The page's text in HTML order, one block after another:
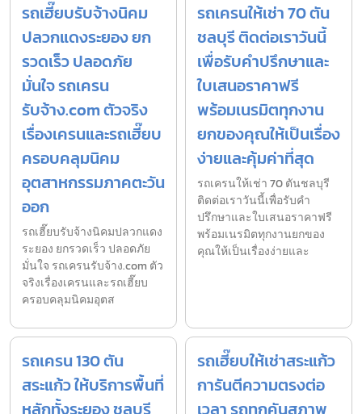
รถเฮี๊ยบรับจ้างนิคม
ปลวกแดงระยอง ยก
รวดเร็ว ปลอดภัย
มั่นใจ รถเครน
รับจ้าง.com ตัวจริง
เรื่องเครนและรถเฮี๊ยบ
ครอบคลุมนิคม
อุตสาหกรรมภาคตะวัน
ออก
รถเฮี๊ยบรับจ้างนิคมปลวกแดง
ระยอง ยกรวดเร็ว ปลอดภัย
มั่นใจ รถเครนรับจ้าง.com ตัว
จริงเรื่องเครนและรถเฮี๊ยบ
ครอบคลุมนิคมอุตส
รถเครนให้เช่า 70 ตัน
ชลบุรี ติดต่อเราวันนี้
เพื่อรับคำปรึกษาและ
ใบเสนอราคาฟรี
พร้อมเนรมิตทุกงาน
ยกของคุณให้เป็นเรื่อง
ง่ายและคุ้มค่าที่สุด
รถเครนให้เช่า 70 ตันชลบุรี
ติดต่อเราวันนี้เพื่อรับคำ
ปรึกษาและใบเสนอราคาฟรี
พร้อมเนรมิตทุกงานยกของ
คุณให้เป็นเรื่องง่ายและ
รถเครน 130 ตัน
สระแก้ว ให้บริการพื้นที่
รถเฮี๊ยบให้เช่าสระแก้ว
การันตีความตรงต่อ